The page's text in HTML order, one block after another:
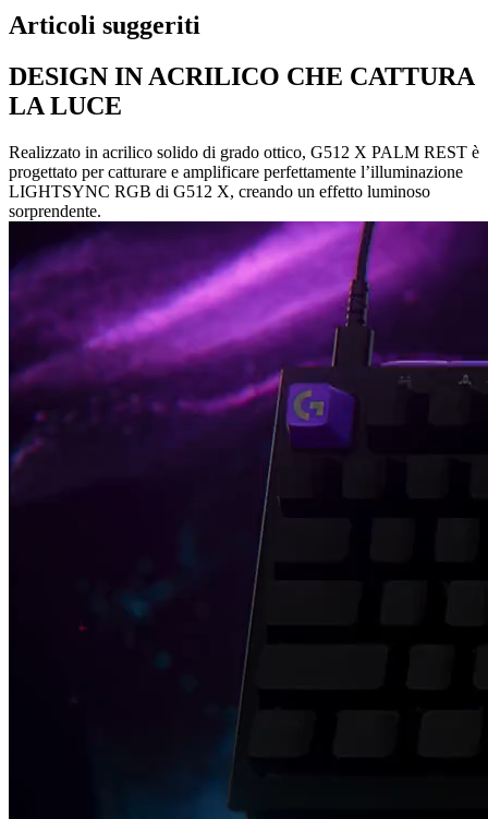
Articoli suggeriti
DESIGN IN ACRILICO CHE CATTURA
LA LUCE
Realizzato in acrilico solido di grado ottico, G512 X PALM REST è
progettato per catturare e amplificare perfettamente l’illuminazione
LIGHTSYNC RGB di G512 X, creando un effetto luminoso
sorprendente.